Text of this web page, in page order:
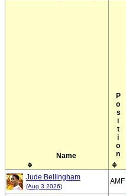
Name Position
Jude Bellingham
(Aug 3 2026)
AMF